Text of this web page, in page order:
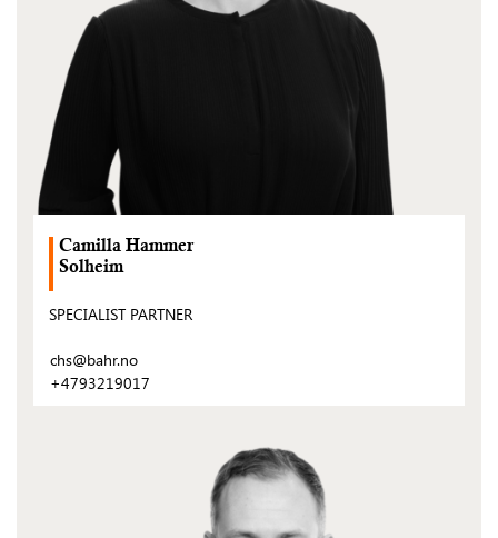
Camilla Hammer
Solheim
SPECIALIST PARTNER
chs@bahr.no
+4793219017